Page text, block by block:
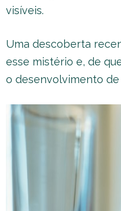
visíveis.
Uma descoberta
esse mistério e, de
o desenvolvimento